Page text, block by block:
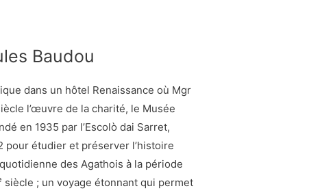
Baudou
dans un hôtel Renaissance où Mgr
l’œuvre de la charité, le Musée
en 1935 par l’Escolò dai Sarret,
pour étudier et préserver l’histoire
des Agathois à la période
siècle ; un voyage étonnant qui permet